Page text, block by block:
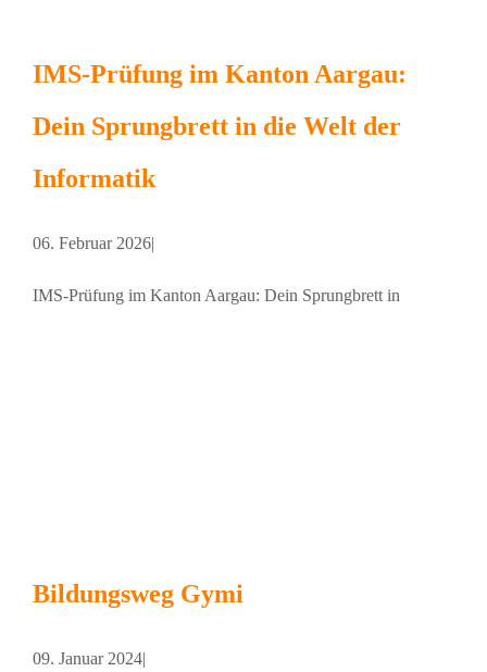
IMS-Prüfung im Kanton Aargau:
Dein Sprungbrett in die Welt der
Informatik
06. Februar 2026|
IMS-Prüfung im Kanton Aargau: Dein Sprungbrett in
Bildungsweg Gymi
09. Januar 2024|